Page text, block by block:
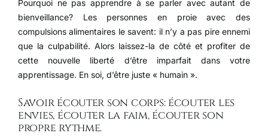
Pourquoi ne pas apprendre à se parler avec autant de
bienveillance? Les personnes en proie avec des
compulsions alimentaires le savent: il n’y a pas pire ennemi
que la culpabilité. Alors laissez-la de côté et profiter de
cette nouvelle liberté d’être imparfait dans votre
apprentissage. En soi, d’être juste « humain ».
Savoir écouter son corps: écouter les
envies, écouter la faim, écouter son
propre rythme.